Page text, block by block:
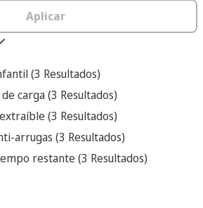
Aplicar
(3 Resultados)
carga (3 Resultados)
(3 Resultados)
arrugas (3 Resultados)
restante (3 Resultados)